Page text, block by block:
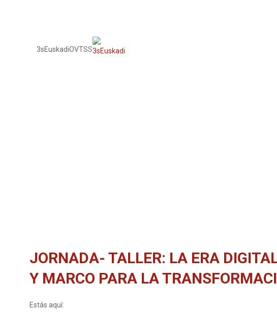
3sEuskadiOVTSS
JORNADA- TALLER: LA ERA
Y MARCO PARA LA
Estás aquí: